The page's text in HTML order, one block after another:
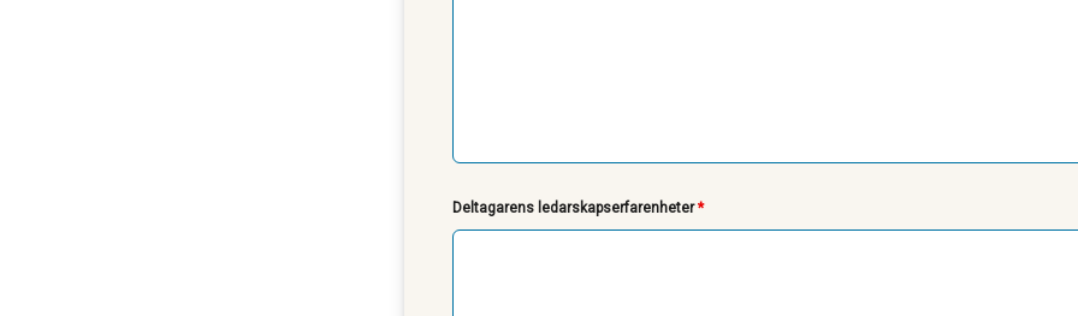
Deltagarens ledarskapserfarenheter*